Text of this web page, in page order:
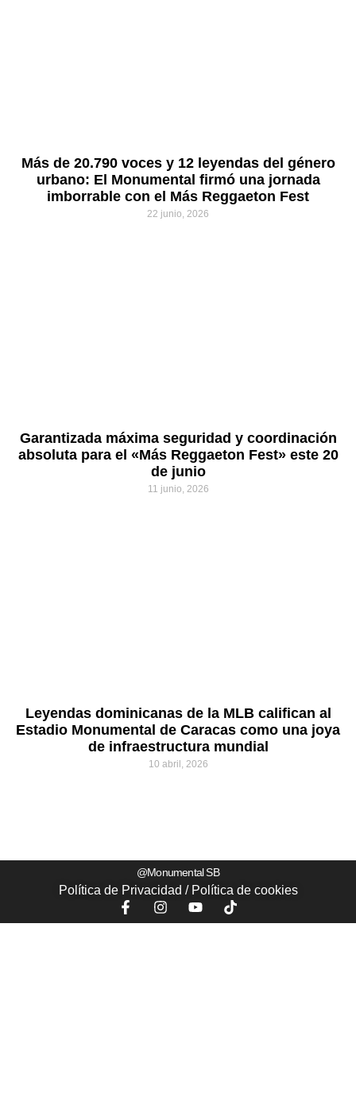
Más de 20.790 voces y 12 leyendas del género
urbano: El Monumental firmó una jornada
imborrable con el Más Reggaeton Fest
22 junio, 2026
Garantizada máxima seguridad y coordinación
absoluta para el «Más Reggaeton Fest» este 20
de junio
11 junio, 2026
Leyendas dominicanas de la MLB califican al
Estadio Monumental de Caracas como una joya
de infraestructura mundial
10 abril, 2026
@Monumental SB
Política de Privacidad / Política decookies